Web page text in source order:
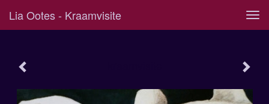
Lia Ootes - Kraamvisite